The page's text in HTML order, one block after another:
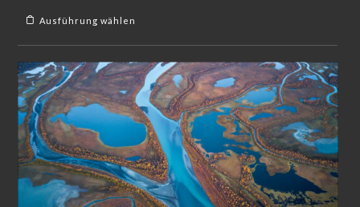
Ausführung wählen